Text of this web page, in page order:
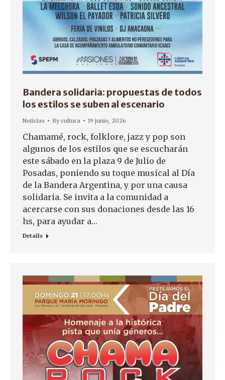
Bandera solidaria: propuestas de todos
los estilos se suben al escenario
Noticias Bycultura 19 junio, 2026
Chamamé, rock, folklore, jazz y pop son
algunos de los estilos que se escucharán
este sábado en la plaza 9 de Julio de
Posadas, poniendo su toque musical al Día
de la Bandera Argentina, y por una causa
solidaria. Se invita a la comunidad a
acercarse con sus donaciones desde las 16
hs, para ayudar a…
Details